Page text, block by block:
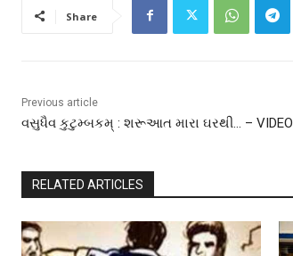
Share
Previous article
વસુધૈવ કુટુમ્બકમ્ : શરૂઆત મારા ઘરથી… – VIDEO
RELATED ARTICLES